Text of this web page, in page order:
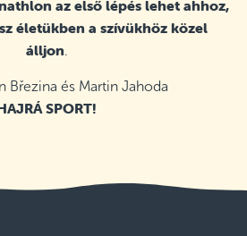
az első lépés lehet ahhoz,
életükben a szívükhöz közel
álljon.
Březina és Martin Jahoda
SPORT!